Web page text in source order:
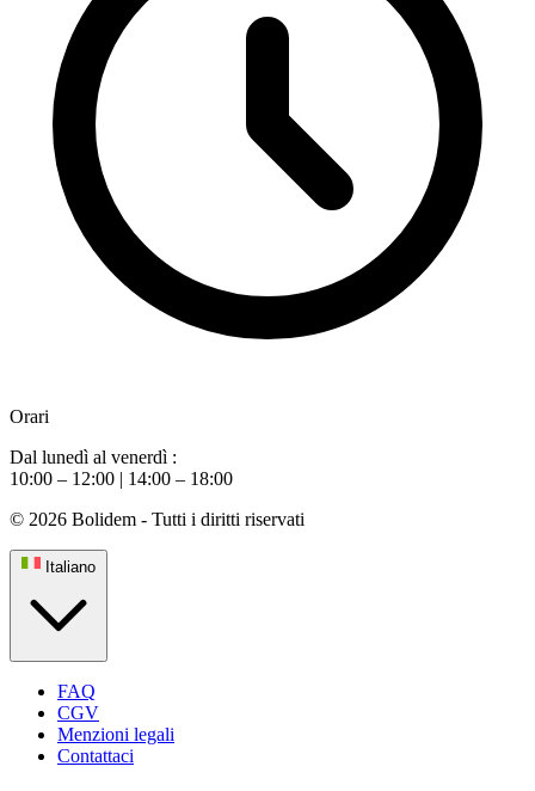
Orari
Dal lunedì al venerdì :
10:00 – 12:00 | 14:00 – 18:00
© 2026 Bolidem - Tutti i diritti riservati
Italiano
FAQ
CGV
Menzioni legali
Contattaci